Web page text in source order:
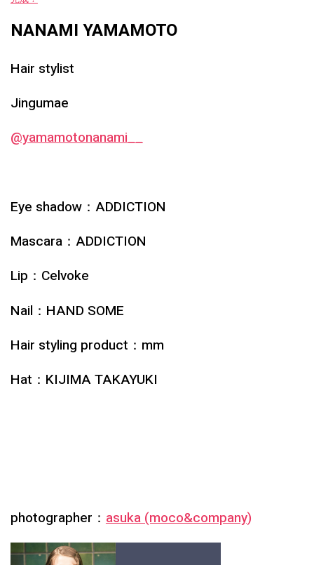
NANAMI YAMAMOTO
Hair stylist
Jingumae
@yamamotonanami__
Eye shadow：ADDICTION
Mascara：ADDICTION
Lip：Celvoke
Nail：HAND SOME
Hair styling product：mm
Hat：KIJIMA TAKAYUKI
photographer： asuka (moco&company)